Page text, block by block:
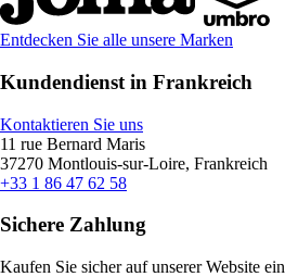
Entdecken Sie alle unsere Marken
Kundendienst in Frankreich
Kontaktieren Sie uns
11 rue Bernard Maris
37270 Montlouis-sur-Loire, Frankreich
+33 1 86 47 62 58
Sichere Zahlung
Kaufen Sie sicher auf unserer Website ein